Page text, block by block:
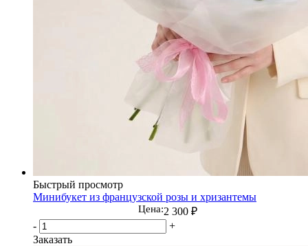
Быстрый просмотр
Минибукет из французской розы и хризантемы
Цена:2 300 ₽
-
+
Заказать